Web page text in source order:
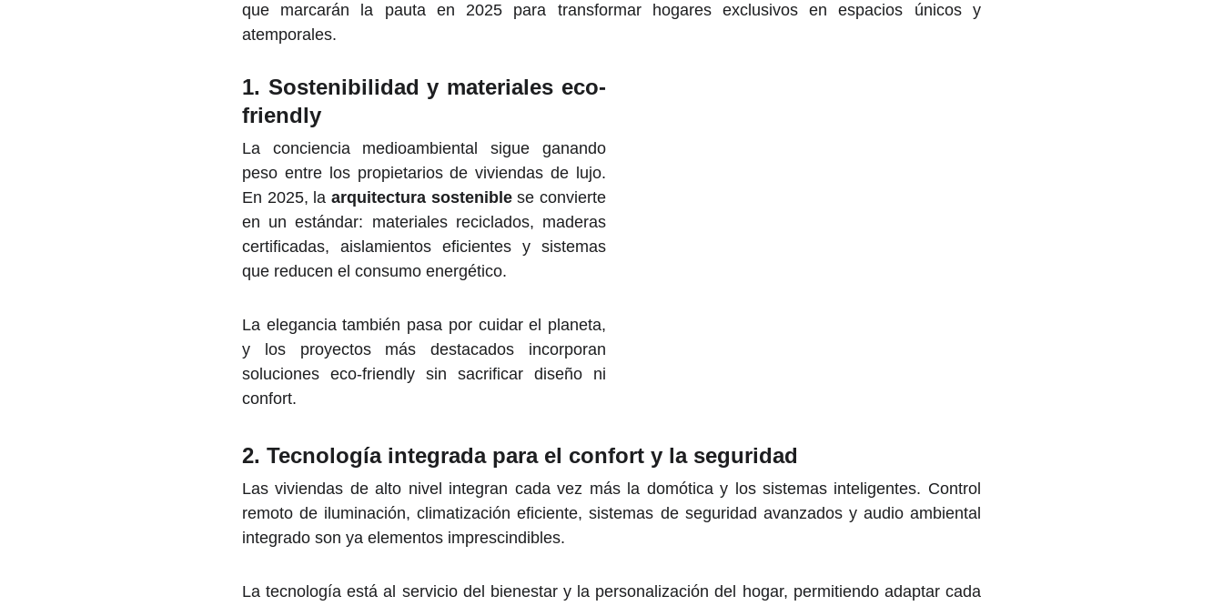
que marcarán la pauta en 2025 para transformar hogares exclusivos en espacios únicos y
atemporales.
1. Sostenibilidad y materiales eco-
friendly
La conciencia medioambiental sigue ganando
peso entre los propietarios de viviendas de lujo.
En 2025, la arquitectura sosteniblese convierte
en un estándar: materiales reciclados, maderas
certificadas, aislamientos eficientes y sistemas
que reducen el consumo energético.
La elegancia también pasa por cuidar el planeta,
y los proyectos más destacados incorporan
soluciones eco-friendly sin sacrificar diseño ni
confort.
2. Tecnología integrada para el confort y la seguridad
Las viviendas de alto nivel integran cada vez más la domótica y los sistemas inteligentes. Control
remoto de iluminación, climatización eficiente, sistemas de seguridad avanzados y audio ambiental
integrado son ya elementos imprescindibles.
La tecnología está al servicio del bienestar y la personalización del hogar, permitiendo adaptar cada